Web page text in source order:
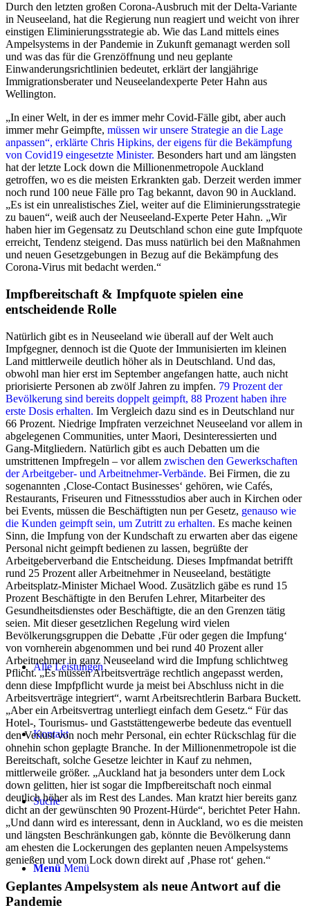
Alle Leistungen
Kontakt
Suche
Menü Menü
Durch den letzten großen Corona-Ausbruch mit der Delta-Variante
in Neuseeland, hat die Regierung nun reagiert und weicht von ihrer
einstigen Eliminierungsstrategie ab. Wie das Land mittels eines
Ampelsystems in der Pandemie in Zukunft gemanagt werden soll
und was das für die Grenzöffnung und neu geplante
Einwanderungsrichtlinien bedeutet, erklärt der langjährige
Immigrationsberater und Neuseelandexperte Peter Hahn aus
Wellington.
„In einer Welt, in der es immer mehr Covid-Fälle gibt, aber auch
immer mehr Geimpfte, müssen wir unsere Strategie an die Lage
anpassen“, erklärte Chris Hipkins, der eigens für die Bekämpfung
von Covid19 eingesetzte Minister. Besonders hart und am längsten
hat der letzte Lock down die Millionenmetropole Auckland
getroffen, wo es die meisten Erkrankten gab. Derzeit werden immer
noch rund 100 neue Fälle pro Tag bekannt, davon 90 in Auckland.
„Es ist ein unrealistisches Ziel, weiter auf die Eliminierungsstrategie
zu bauen“, weiß auch der Neuseeland-Experte Peter Hahn. „Wir
haben hier im Gegensatz zu Deutschland schon eine gute Impfquote
erreicht, Tendenz steigend. Das muss natürlich bei den Maßnahmen
und neuen Gesetzgebungen in Bezug auf die Bekämpfung des
Corona-Virus mit bedacht werden.“
Impfbereitschaft & Impfquote spielen eine
entscheidende Rolle
Natürlich gibt es in Neuseeland wie überall auf der Welt auch
Impfgegner, dennoch ist die Quote der Immunisierten im kleinen
Land mittlerweile deutlich höher als in Deutschland. Und das,
obwohl man hier erst im September angefangen hatte, auch nicht
priorisierte Personen ab zwölf Jahren zu impfen. 79 Prozent der
Bevölkerung sind bereits doppelt geimpft, 88 Prozent haben ihre
erste Dosis erhalten. Im Vergleich dazu sind es in Deutschland nur
66 Prozent. Niedrige Impfraten verzeichnet Neuseeland vor allem in
abgelegenen Communities, unter Maori, Desinteressierten und
Gang-Mitgliedern. Natürlich gibt es auch Debatten um die
umstrittenen Impfregeln – vor allem zwischen den Gewerkschaften
der Arbeitgeber- und Arbeitnehmer-Verbände. Bei Firmen, die zu
sogenannten ‚Close-Contact Businesses‘ gehören, wie Cafés,
Restaurants, Friseuren und Fitnessstudios aber auch in Kirchen oder
bei Events, müssen die Beschäftigten nun per Gesetz, genauso wie
die Kunden geimpft sein, um Zutritt zu erhalten. Es mache keinen
Sinn, die Impfung von der Kundschaft zu erwarten aber das eigene
Personal nicht geimpft bedienen zu lassen, begrüßte der
Arbeitgeberverband die Entscheidung. Dieses Impfmandat betrifft
rund 25 Prozent aller Arbeitnehmer in Neuseeland, bestätigte
Arbeitsplatz-Minister Michael Wood. Zusätzlich gäbe es rund 15
Prozent Beschäftigte in den Berufen Lehrer, Mitarbeiter des
Gesundheitsdienstes oder Beschäftigte, die an den Grenzen tätig
seien. Mit dieser gesetzlichen Regelung wird vielen
Bevölkerungsgruppen die Debatte ‚Für oder gegen die Impfung‘
von vornherein abgenommen und bei rund 40 Prozent aller
Arbeitnehmer in ganz Neuseeland wird die Impfung schlichtweg
Pflicht. „Es müssen Arbeitsverträge rechtlich angepasst werden,
denn diese Impfpflicht wurde ja meist bei Abschluss nicht in die
Arbeitsverträge integriert“, warnt Arbeitsrechtlerin Barbara Buckett.
„Aber ein Arbeitsvertrag unterliegt einfach dem Gesetz.“ Für das
Hotel-, Tourismus- und Gaststättengewerbe bedeute das eventuell
den Verlust von noch mehr Personal, ein echter Rückschlag für die
ohnehin schon geplagte Branche. In der Millionenmetropole ist die
Bereitschaft, solche Gesetze leichter in Kauf zu nehmen,
mittlerweile größer. „Auckland hat ja besonders unter dem Lock
down gelitten, hier ist sogar die Impfbereitschaft noch einmal
deutlich höher als im Rest des Landes. Man kratzt hier bereits ganz
dicht an der gewünschten 90 Prozent-Hürde“, berichtet Peter Hahn.
„Und dann wird es interessant, denn in Auckland, wo es die meisten
und längsten Beschränkungen gab, könnte die Bevölkerung dann
am ehesten die Lockerungen des geplanten neuen Ampelsystems
genießen und vom Lock down direkt auf ‚Phase rot‘ gehen.“
Geplantes Ampelsystem als neue Antwort auf die
Pandemie